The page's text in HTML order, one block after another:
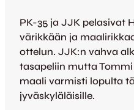
PK-35 ja JJK pelasivat
värikkään ja
ottelun. JJK:n vahva
tasapeliin mutta
maali varmisti lopulta
jyväskyläläisille.